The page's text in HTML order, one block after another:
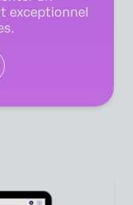
exceptionnel